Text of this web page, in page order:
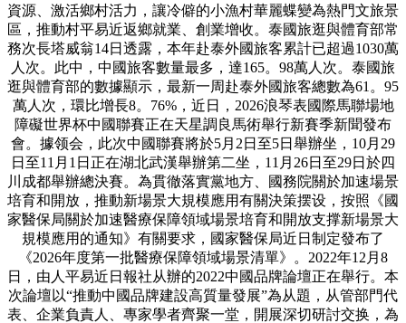
資源、激活鄉村活力，讓冷僻的小漁村華麗蝶變為熱門文旅景
區，推動村平易近返鄉就業、創業增收。泰國旅逛與體育部常
務次長塔威翁14日透露，本年赴泰外國旅客累計已超過1030萬
人次。此中，中國旅客數量最多，達165。98萬人次。泰國旅
逛與體育部的數據顯示，最新一周赴泰外國旅客總數為61。95
萬人次，環比增長8。76%，近日，2026浪琴表國際馬聯場地
障礙世界杯中國聯賽正在天星調良馬術舉行新賽季新聞發布
會。據领会，此次中國聯賽將於5月2日至5日舉辦坐，10月29
日至11月1日正在湖北武漢舉辦第二坐，11月26日至29日於四
川成都舉辦總決賽。為貫徹落實黨地方、國務院關於加速場景
培育和開放，推動新場景大規模應用有關決策摆设，按照《國
家醫保局關於加速醫療保障領域場景培育和開放支撑新場景大
規模應用的通知》有關要求，國家醫保局近日制定發布了
《2026年度第一批醫療保障領域場景清單》。2022年12月8
日，由人平易近日報社从辦的2022中國品牌論壇正在舉行。本
次論壇以“推動中國品牌建設高質量發展”為从題，从管部門代
表、企業負責人、專家學者齊聚一堂，開展深切研討交换，為